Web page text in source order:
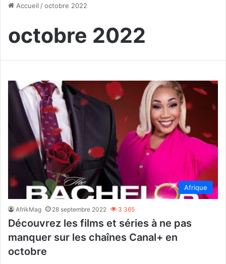
Accueil /octobre 2022
octobre 2022
Afrique
AfrikMag 28 septembre 2022 3 365
Découvrez les films et séries à ne pas
manquer sur les chaînes Canal+ en
octobre